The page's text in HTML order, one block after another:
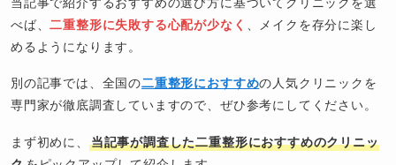
当記事で紹介するおすすめの選び方に基づいてクリニックを選
べば、二重整形に失敗する心配が少なく 、メイクを存分に楽し
めるようになります。
別の記事では、全国の二重整形におすすめの人気クリニックを
専門家が徹底調査していますので、ぜひ参考にしてください。
まず初めに、
当記事が調査した二重整形におすすめのクリニッ